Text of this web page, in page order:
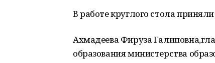
В работе круглого стола
Ахмадеева Фируза
образования министерства